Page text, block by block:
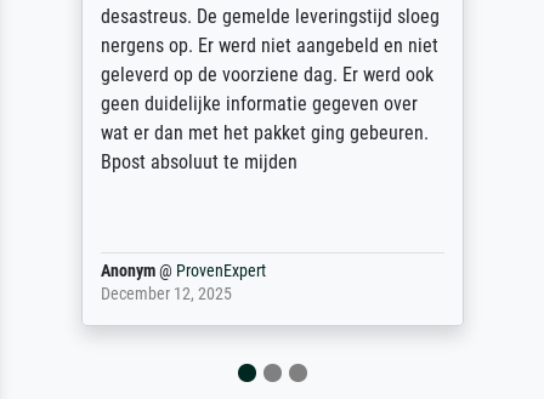
desastreus. De gemelde leveringstijd sloeg
nergens op. Er werd niet aangebeld en niet
geleverd op de voorziene dag. Er werd ook
geen duidelijke informatie gegeven over
wat er dan met het pakket ging gebeuren.
Bpost absoluut te mijden
Anonym@ProvenExpert
December 12, 2025